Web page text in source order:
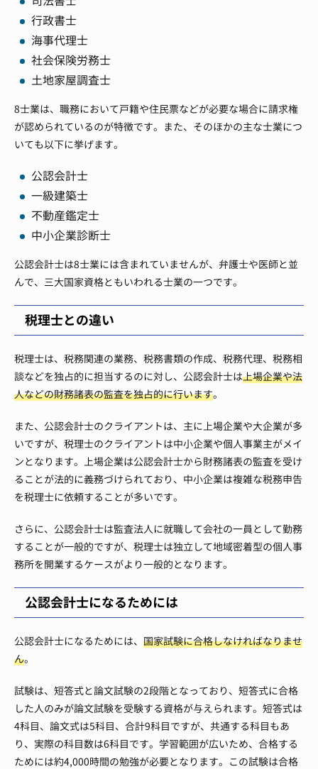
行政書士
海事代理士
社会保険労務士
土地家屋調査士
8士業は、職務において戸籍や住民票などが必要な場合に請求権
が認められているのが特徴です。また、そのほかの主な士業につ
いても以下に挙げます。
公認会計士
一級建築士
不動産鑑定士
中小企業診断士
公認会計士は8士業には含まれていませんが、弁護士や医師と並
んで、三大国家資格ともいわれる士業の一つです。
税理士との違い
税理士は、税務関連の業務、税務書類の作成、税務代理、税務相
談などを独占的に担当するのに対し、公認会計士は上場企業や法
人などの財務諸表の監査を独占的に行います。
また、公認会計士のクライアントは、主に上場企業や大企業が多
いですが、税理士のクライアントは中小企業や個人事業主がメイ
ンとなります。上場企業は公認会計士から財務諸表の監査を受け
ることが法的に義務づけられており、中小企業は複雑な税務申告
を税理士に依頼することが多いです。
さらに、公認会計士は監査法人に就職して会社の一員として勤務
することが一般的ですが、税理士は独立して地域密着型の個人事
務所を開業するケースがより一般的となります。
公認会計士になるためには
公認会計士になるためには、 国家試験に合格しなければなりませ
ん。
試験は、短答式と論文試験の2段階となっており、短答式に合格
した人のみが論文試験を受験する資格が与えられます。短答式は
4科目、論文式は5科目、合計9科目ですが、共通する科目もあ
り、実際の科目数は6科目です。学習範囲が広いため、合格する
ためには約4,000時間の勉強が必要となります。この試験は合格